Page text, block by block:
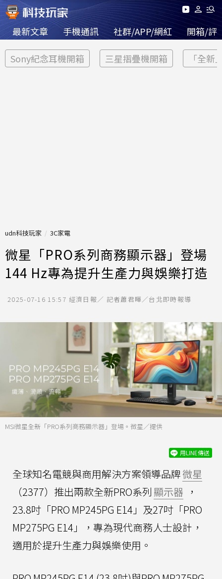
最新文章 手機通訊 社群/APP/網紅 開箱/評
Sony紀念耳機開箱 三星摺疊機開箱 「全新
udn科技玩家 3C家電
微星「PRO系列商務顯示器」登場
144 Hz專為提升生產力與娛樂打造
2025-07-16 15:57 經濟日報／ 記者蕭君暉／台北即時報導
MSI微星全新「PRO系列商務顯示器」登場。微星／提供
用LINE傳送
全球知名電競與商用解決方案領導品牌微星
（2377）推出兩款全新PRO系列 顯示器 ，
23.8吋「PRO MP245PG E14」及27吋「PRO
MP275PG E14」，專為現代商務人士設計，
適用於提升生產力與娛樂使用。